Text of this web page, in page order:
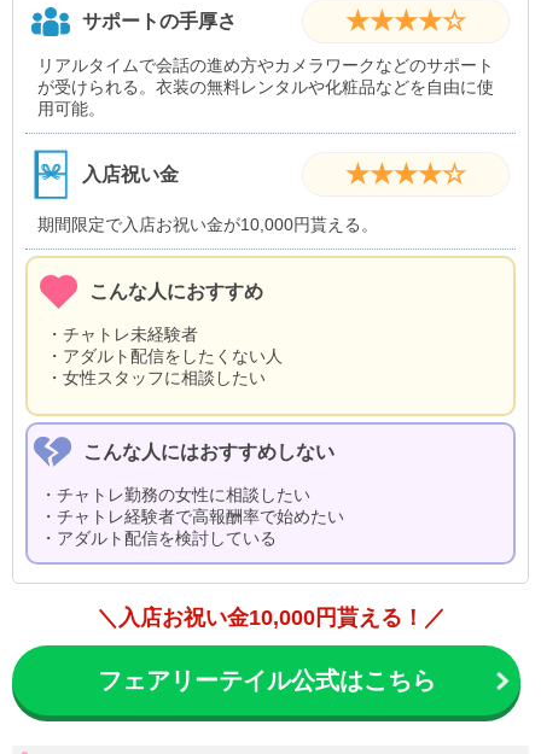
サポートの手厚さ ★★★★☆
リアルタイムで会話の進め方やカメラワークなどのサポート
が受けられる。衣装の無料レンタルや化粧品などを自由に使
用可能。
入店祝い金 ★★★★☆
期間限定で入店お祝い金が10,000円貰える。
こんな人におすすめ
・チャトレ未経験者
・アダルト配信をしたくない人
・女性スタッフに相談したい
こんな人にはおすすめしない
・チャトレ勤務の女性に相談したい
・チャトレ経験者で高報酬率で始めたい
・アダルト配信を検討している
＼入店お祝い金10,000円貰える！／
フェアリーテイル公式はこちら